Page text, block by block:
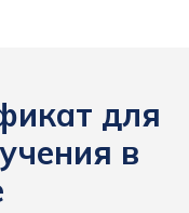
для
в